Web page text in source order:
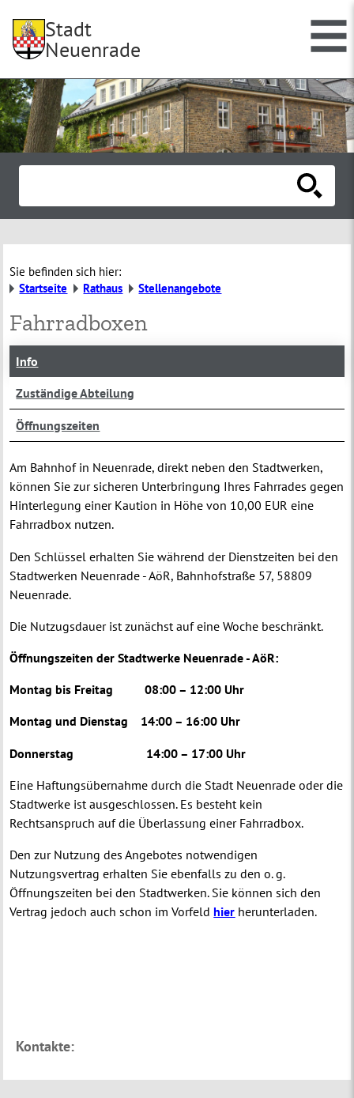
Stadt
Neuenrade
Sie befinden sich hier:
Startseite
Rathaus Stellenangebote
Fahrradboxen
Info
Zuständige Abteilung
Öffnungszeiten
Am Bahnhof in Neuenrade, direkt neben den Stadtwerken,
können Sie zur sicheren Unterbringung Ihres Fahrrades gegen
Hinterlegung einer Kaution in Höhe von 10,00 EUR eine
Fahrradbox nutzen.
Den Schlüssel erhalten Sie während der Dienstzeiten bei den
Stadtwerken Neuenrade - AöR, Bahnhofstraße 57, 58809
Neuenrade.
Die Nutzugsdauer ist zunächst auf eine Woche beschränkt.
Öffnungszeiten der Stadtwerke Neuenrade - AöR:
Montag bis Freitag 08:00 – 12:00 Uhr
Montag und Dienstag 14:00 – 16:00 Uhr
Donnerstag 14:00 – 17:00 Uhr
Eine Haftungsübernahme durch die Stadt Neuenrade oder die
Stadtwerke ist ausgeschlossen. Es besteht kein
Rechtsanspruch auf die Überlassung einer Fahrradbox.
Den zur Nutzung des Angebotes notwendigen
Nutzungsvertrag erhalten Sie ebenfalls zu den o. g.
Öffnungszeiten bei den Stadtwerken. Sie können sich den
Vertrag jedoch auch schon im Vorfeldhier herunterladen.
Kontakte: